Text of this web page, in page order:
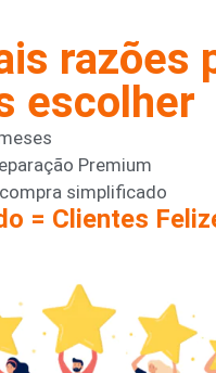
razões
escolher
Premium
simplificado
= Clientes